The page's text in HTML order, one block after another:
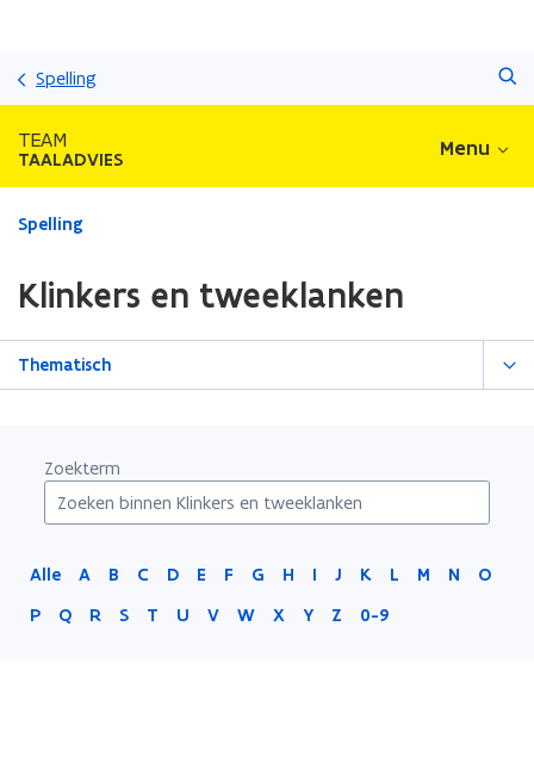
Spelling
TEAM
TAALADVIES Menu
Gedaan
zich
op:
Klinkers
Spelling
Klinkers en tweeklanken
Thematisch
Zoekterm
Alle A B C D E F G H I J K L M N
O
P
Q R S T U V W X Y Z 0-9